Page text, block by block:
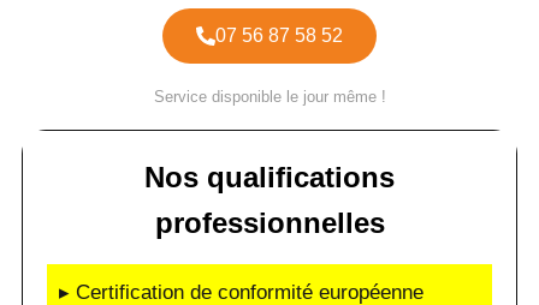
07 56 87 58 52
Service disponible le jour même !
Nos qualifications
professionnelles
▸ Certification de conformité européenne